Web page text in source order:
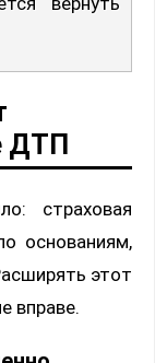
ДТП
страховая
основаниям,
этот
вправе.